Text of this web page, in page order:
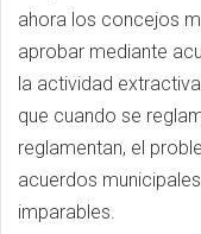
ahora los concejos
aprobar mediante
la actividad
que cuando se
reglamentan, el
acuerdos
imparables.